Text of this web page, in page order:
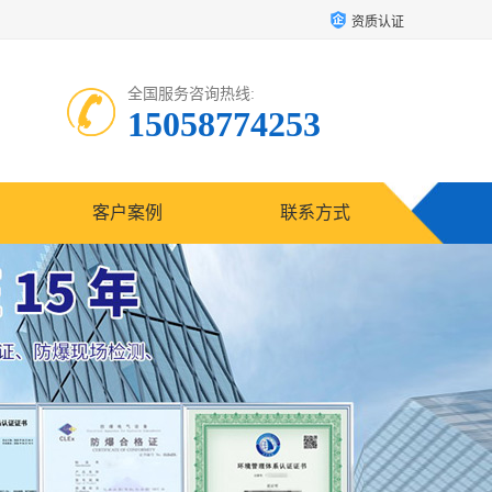
资质认证
全国服务咨询热线:
15058774253
客户案例 联系方式